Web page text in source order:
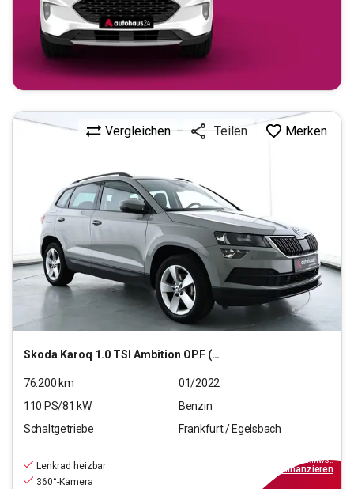
Skoda Karoq 1.0 TSI Ambition OPF (EURO 6d)
Vergleichen Teilen Merken
76.200 km
01/2022
110 PS/81 kW
Benzin
Schaltgetriebe
Frankfurt / Egelsbach
Lenkrad heizbar
360°-Kamera
inkl.MwSt.
finanzieren